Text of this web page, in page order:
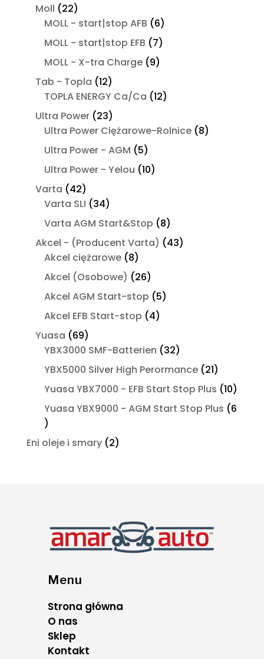
Moll 2222
produkty
MOLL - start|stop AFB 66
produktów
MOLL - start|stop EFB 77
produktów
MOLL - X-tra Charge 99
Tab - Topla 1212
produktów
TOPLA ENERGY Ca/Ca 1212
Ultra Power 2323
produkty
Ultra Power Ciężarowe-Rolnice 88
Ultra Power - AGM 55
produktów
Ultra Power - Yelou 1010
Varta 4242
produkty
Varta SLI 3434
produkty
Varta AGM Start&Stop 88
produktów
Akcel - (Producent Varta) 4343
Akcel ciężarowe 88
produktów
Akcel (Osobowe) 2626
produktów
Akcel AGM Start-stop 55
Akcel EFB Start-stop 44
Yuasa 6969
produktów
YBX3000 SMF-Batterien 3232
produkty
YBX5000 Silver High Perormance 2121
Yuasa YBX7000 - EFB Start Stop Plus 1010
Yuasa YBX9000 - AGM Start Stop Plus
6
6
produktów
Eni oleje i smary 22
Menu
Strona główna
O nas
Sklep
Kontakt